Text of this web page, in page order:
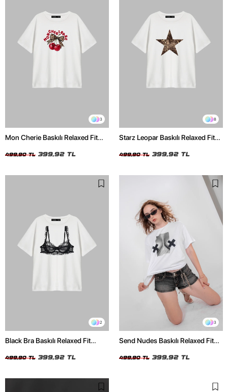
3
Mon Cherie Baskılı Relaxed Fit
499,90 TL 399,92 TL
8
Starz Leopar Baskılı Relaxed Fit
499,90 TL 399,92 TL
2
Black Bra Baskılı Relaxed Fit
499,90 TL 399,92 TL
3
Send Nudes Baskılı Relaxed Fit
499,90 TL 399,92 TL